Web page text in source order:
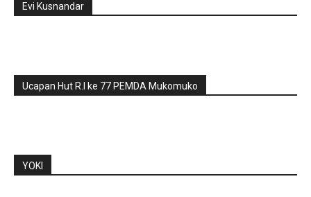
Evi Kusnandar
Ucapan Hut R.I ke 77 PEMDA Mukomuko
YOKI